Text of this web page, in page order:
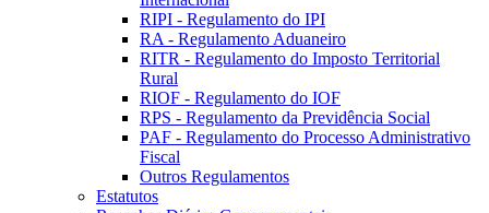
RIPI - Regulamento do IPI
RA - Regulamento Aduaneiro
RITR - Regulamento do Imposto Territorial
Rural
RIOF - Regulamento do IOF
RPS - Regulamento da Previdência Social
PAF - Regulamento do Processo Administrativo
Fiscal
Outros Regulamentos
Estatutos